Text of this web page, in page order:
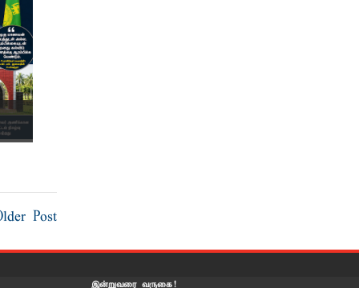
Post
இன்றுவரை வருகை!